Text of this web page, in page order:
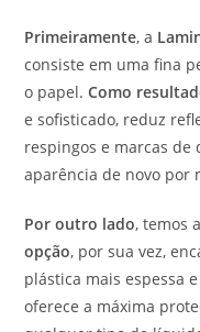
Primeiramente, a
consiste em uma fina
o papel.Como
e sofisticado, reduz
respingos e marcas de
aparência de novo por
Por outro lado, temos a
opção, por sua vez,
plástica mais espessa
oferece a máxima